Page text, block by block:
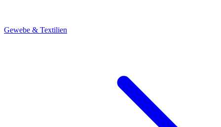
Gewebe & Textilien